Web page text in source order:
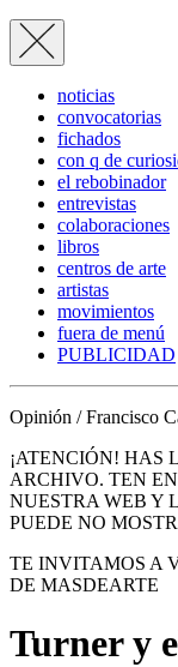
noticias
convocatorias
fichados
con q de
el rebobinador
entrevistas
colaboraciones
libros
centros de arte
artistas
movimientos
fuera de menú
PUBLICIDAD
Opinión / Francisco
¡ATENCIÓN! HAS
ARCHIVO. TEN
NUESTRA WEB Y
PUEDE NO
TE INVITAMOS A
DE MASDEARTE
Turner y